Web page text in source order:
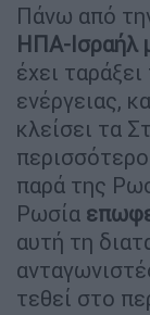
Πάνω από
ΗΠΑ-Ισραήλ
έχει
ενέργειας,
κλείσει τα
παρά της
Ρωσία
αυτή τη
τεθεί στο